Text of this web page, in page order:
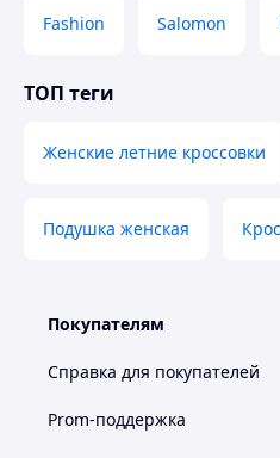
Fashion Salomon
ТОП теги
Женские летние кроссовки
Подушка женская
Покупателям
Справка для покупателей
Prom-поддержка